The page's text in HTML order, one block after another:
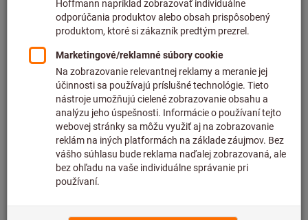
Do nákupného košíka
Predpokladaný čas dodania: 2 – 3 týždne
Upozorňujeme, že dodacia lehota a obmedzená rada:
Túto položku pre Vás objednávame priamo od výrobcu,
pretože nie je súčasťou nášho hlavného sortimentu, a
preto ju nemáme na sklade.
Informácie
Pridať do zoznamu želaní